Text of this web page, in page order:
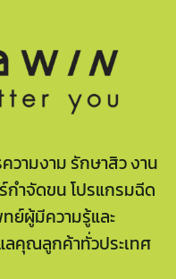
ามงาม รักษาสิว งาน
กำจัดขน โปรแกรมฉีด
ย์ผู้มีความรู้และ
คุณลูกค้าทั่วประเทศ